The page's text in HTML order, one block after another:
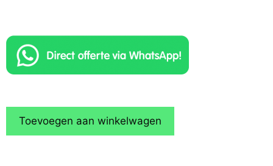
Toevoegen aan winkelwagen